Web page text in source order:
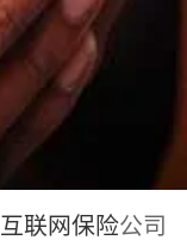
互联网保险公司